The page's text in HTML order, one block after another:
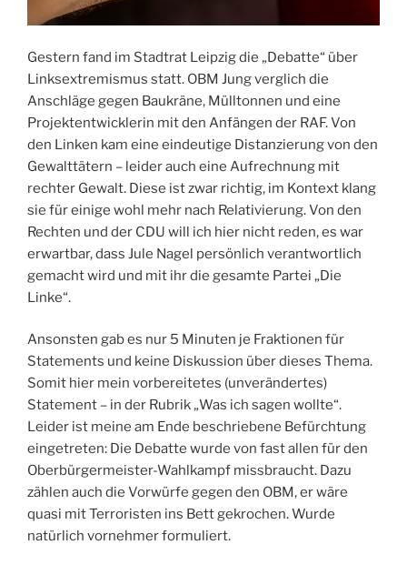
Gestern fand im Stadtrat Leipzig die „Debatte“ über
Linksextremismus statt. OBM Jung verglich die
Anschläge gegen Baukräne, Mülltonnen und eine
Projektentwicklerin mit den Anfängen der RAF. Von
den Linken kam eine eindeutige Distanzierung von den
Gewalttätern – leider auch eine Aufrechnung mit
rechter Gewalt. Diese ist zwar richtig, im Kontext klang
sie für einige wohl mehr nach Relativierung. Von den
Rechten und der CDU will ich hier nicht reden, es war
erwartbar, dass Jule Nagel persönlich verantwortlich
gemacht wird und mit ihr die gesamte Partei „Die
Linke“.
Ansonsten gab es nur 5 Minuten je Fraktionen für
Statements und keine Diskussion über dieses Thema.
Somit hier mein vorbereitetes (unverändertes)
Statement – in der Rubrik „Was ich sagen wollte“.
Leider ist meine am Ende beschriebene Befürchtung
eingetreten: Die Debatte wurde von fast allen für den
Oberbürgermeister-Wahlkampf missbraucht. Dazu
zählen auch die Vorwürfe gegen den OBM, er wäre
quasi mit Terroristen ins Bett gekrochen. Wurde
natürlich vornehmer formuliert.